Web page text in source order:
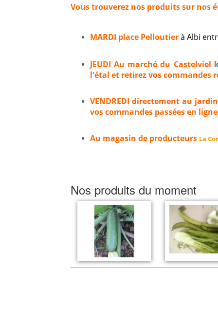
Vous trouverez nos produits sur nos
MARDI place Pelloutierà Albi
JEUDI Au marché du Castelviel
l'étal et retirez vos commandes
VENDREDI directement au
vos commandes passées en ligne
Au magasin de producteurs La
Nos produits du moment